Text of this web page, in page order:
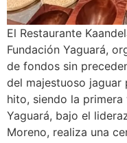
El Restaurante
Fundación Yaguará,
de fondos sin
del majestuoso jaguar
hito, siendo la
Yaguará, bajo el
Moreno, realiza una